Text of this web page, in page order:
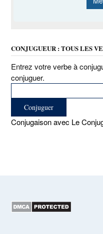
CONJUGUEUR : TOUS LES
Entrez votre verbe à
conjuguer.
Conjugaison avec Le